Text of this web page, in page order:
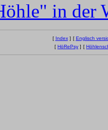
in der
[ Index] [ Englisch
[ HöRePsy ] [